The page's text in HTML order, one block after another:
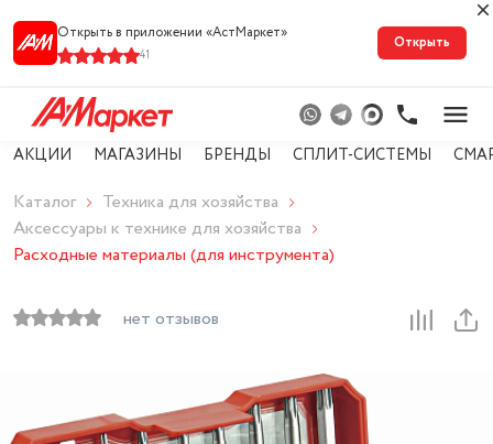
Открыть в приложении «АстМарке‪т‬»
41
Открыть
АКЦИИ МАГАЗИНЫ БРЕНДЫ СПЛИТ-СИСТЕМЫ
Каталог
Техника для хозяйства
Аксессуары к технике для хозяйства
Расходные материалы (для инструмента)
нет отзывов